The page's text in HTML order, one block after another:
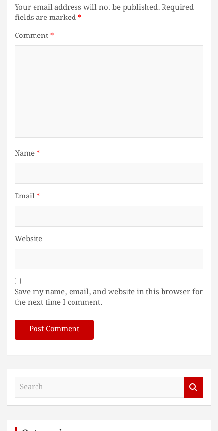
Your email address will not be published.Required
fields are marked*
Comment*
Name*
Email*
Website
Save my name, email, and website in this browser for
the next time I comment.